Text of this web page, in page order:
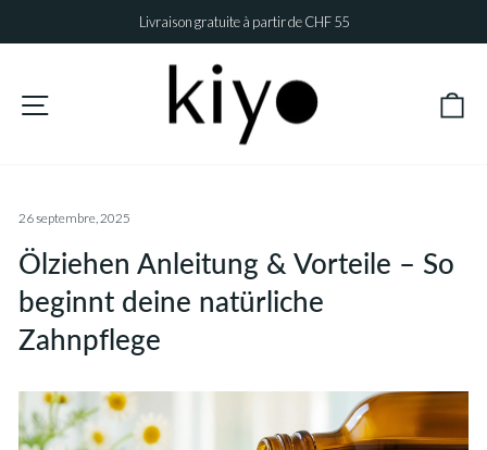
au
Diaporama
Pause
Livraison gratuite à partir de CHF 55
26 septembre, 2025
Ölziehen Anleitung & Vorteile – So
beginnt deine natürliche
Zahnpflege